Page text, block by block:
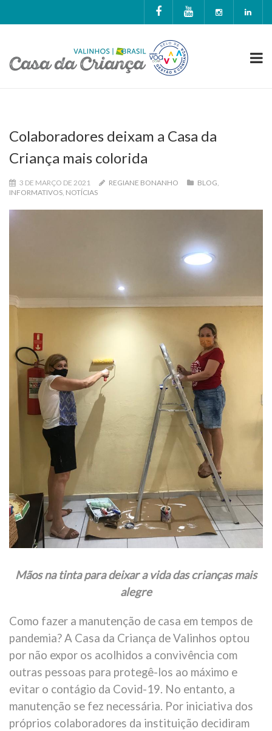
Colaboradores deixam a Casa da
Criança mais colorida
3 DE MARÇO DE 2021 REGIANE BONANHO BLOG,
INFORMATIVOS, NOTÍCIAS
Mãos na tinta para deixar a vida das crianças mais
alegre
Como fazer a manutenção de casa em tempos de
pandemia? A Casa da Criança de Valinhos optou
por não expor os acolhidos a convivência com
outras pessoas para protegê-los ao máximo e
evitar o contágio da Covid-19. No entanto, a
manutenção se fez necessária. Por iniciativa dos
próprios colaboradores da instituição decidiram